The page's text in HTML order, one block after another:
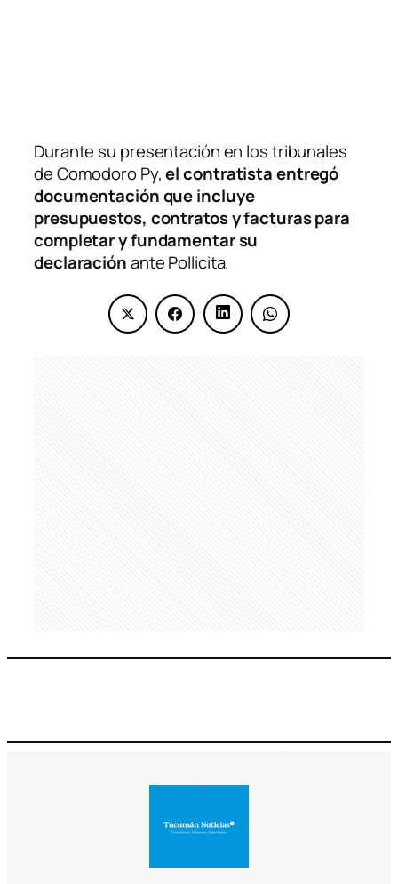
Durante su presentación en los tribunales
de Comodoro Py,el contratista entregó
documentación que incluye
presupuestos, contratos y facturas para
completar y fundamentar su
declaraciónante Pollicita.